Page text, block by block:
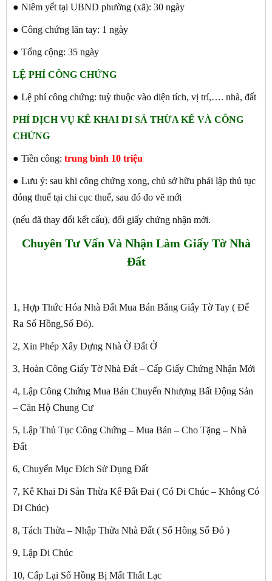
● Niêm yết tại UBND phường (xã): 30 ngày
● Công chứng lăn tay: 1 ngày
● Tổng cộng: 35 ngày
LỆ PHÍ CÔNG CHỨNG
● Lệ phí công chứng: tuỳ thuộc vào diện tích, vị trí,…. nhà, đất
PHÍ DỊCH VỤ KÊ KHAI DI SẢ THỪA KẾ VÀ CÔNG
CHỨNG
● Tiền công: trung bình 10 triệu
● Lưu ý: sau khi công chứng xong, chủ sở hữu phải lập thủ tục
đóng thuế tại chi cục thuế, sau đó đo vẽ mới
(nếu đã thay đổi kết cấu), đổi giấy chứng nhận mới.
Chuyên Tư Vấn Và Nhận Làm Giấy Tờ Nhà
Đất
1, Hợp Thức Hóa Nhà Đất Mua Bán Bằng Giấy Tờ Tay ( Để
Ra Sổ Hồng,Sổ Đỏ).
2, Xin Phép Xây Dựng Nhà Ờ Đất Ở
3, Hoàn Công Giấy Tờ Nhà Đất – Cấp Giấy Chứng Nhận Mới
4, Lập Công Chứng Mua Bán Chuyển Nhượng Bất Động Sản
– Căn Hộ Chung Cư
5, Lập Thủ Tục Công Chứng – Mua Bán – Cho Tặng – Nhà
Đất
6, Chuyển Mục Đích Sử Dụng Đất
7, Kê Khai Di Sản Thừa Kế Đất Đai ( Có Di Chúc – Không Có
Di Chúc)
8, Tách Thửa – Nhập Thửa Nhà Đất ( Sổ Hồng Sổ Đỏ )
9, Lập Di Chúc
10, Cấp Lại Sổ Hồng Bị Mất Thất Lạc